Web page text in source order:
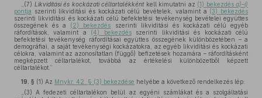
„(7) Likviditási és kockázati céltartalékkéntkell kimutatni az (1) bekezdés a)–i)
pontja szerinti likviditási és kockázati célú bevételek, valamint a (3) bekezdés
szerinti likviditási és kockázati célú befektetési tevékenység bevételei együttes
összegének és a (2) bekezdés szerinti likviditási és kockázati célú egyéb
ráfordítások, valamint a (4) bekezdésszerinti likviditási és kockázati célú
befektetési tevékenység ráfordításai együttes összegének különbözetében – a
demográfiai, a saját tevékenységi kockázatokra, az egyéb likviditási és kockázati
célokra, valamint az azonosítatlan (függő) befizetések hozamára – ráfordításként
megképzett céltartalékot, továbbá az értékelési különbözetből képzett
céltartalékot.”
19. § (1) Az Mnykr. 42. § (3) bekezdése helyébe a következő rendelkezés lép:
„(3) A fedezeti céltartalékon belül az egyéni számlákat és a szolgáltatási